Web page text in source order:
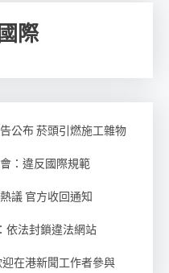
際
公布 菸頭引燃施工雜物
：違反國際規範
議 官方收回通知
法封鎖違法網站
在港新聞工作者參與